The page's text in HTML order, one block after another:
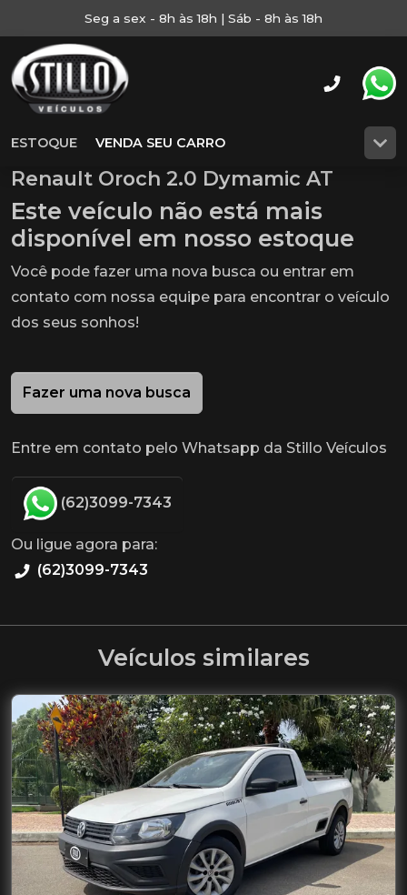
Seg a sex - 8h às 18h | Sáb - 8h às 18h
ESTOQUE VENDA SEU CARRO
Renault Oroch 2.0 Dymamic AT
Este veículo não está mais
disponível em nosso estoque
Você pode fazer uma nova busca ou entrar em
contato com nossa equipe para encontrar o veículo
dos seus sonhos!
Fazer uma nova busca
Entre em contato pelo Whatsapp da Stillo Veículos
(62)3099-7343
Ou ligue agora para:
(62)3099-7343
Veículos similares